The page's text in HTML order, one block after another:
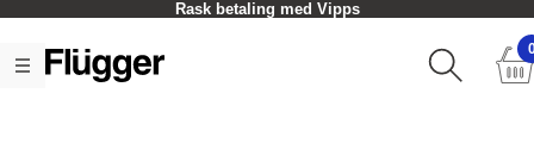
Rask betaling med Vipps